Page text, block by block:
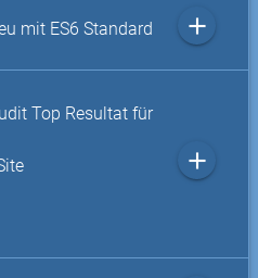
mit ES6 Standard add
Top Resultat für
add